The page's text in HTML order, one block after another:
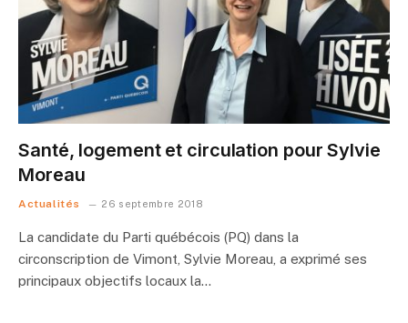
Santé, logement et circulation pour Sylvie
Moreau
Actualités 26 septembre 2018
La candidate du Parti québécois (PQ) dans la
circonscription de Vimont, Sylvie Moreau, a exprimé ses
principaux objectifs locaux la…